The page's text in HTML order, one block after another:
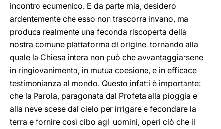
incontro ecumenico. E da parte mia, desidero
ardentemente che esso non trascorra invano, ma
produca realmente una feconda riscoperta della
nostra comune piattaforma di origine, tornando alla
quale la Chiesa intera non può che avvantaggiarsene
in ringiovanimento, in mutua coesione, e in efficace
testimonianza al mondo. Questo infatti è importante:
che la Parola, paragonata dal Profeta alla pioggia e
alla neve scese dal cielo per irrigare e fecondare la
terra e fornire così cibo agli uomini, operi ciò che il